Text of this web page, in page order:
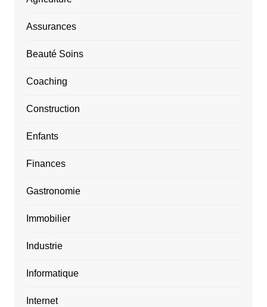
Assurances
Beauté Soins
Coaching
Construction
Enfants
Finances
Gastronomie
Immobilier
Industrie
Informatique
Internet